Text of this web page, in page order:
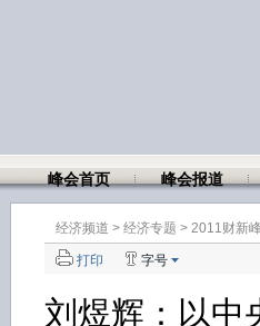
峰会首页 峰会报道
经济频道 > 经济专题 > 2011财新
打印 字号
刘煜辉：以中